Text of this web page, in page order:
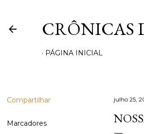
CRÔNICAS
PÁGINA INICIAL
Compartilhar
Marcadores
julho 25,